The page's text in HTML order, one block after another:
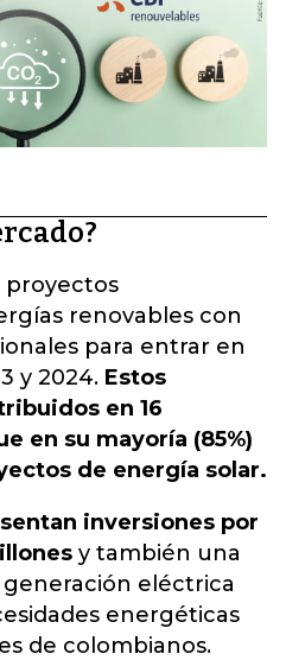
proyectos
renovables con
para entrar en
y 2024. Estos
en 16
en su mayoría (85%)
de energía solar.
inversiones por
y también una
eléctrica
energéticas
de colombianos.